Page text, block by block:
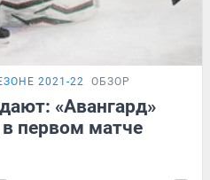
2021-22 ОБЗОР
«Авангард»
первом матче